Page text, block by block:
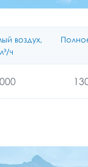
воздух,
ч